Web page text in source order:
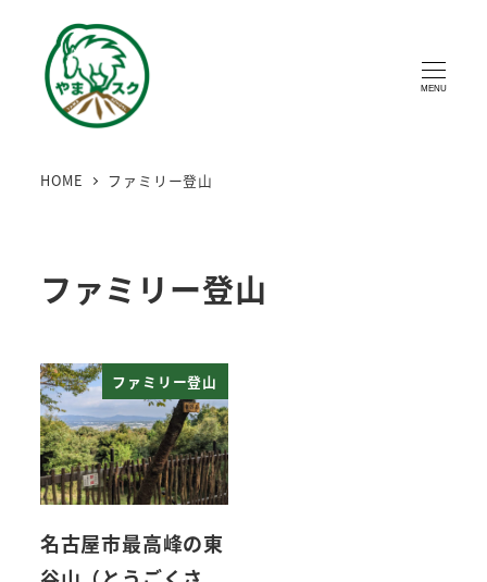
MENU
HOME ファミリー登山
ファミリー登山
ファミリー登山
名古屋市最高峰の東